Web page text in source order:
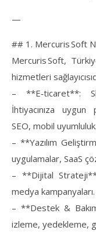
—
## 1. Mercuris Soft
Mercuris Soft,
hizmetleri
– **E‑ticaret**:
İhtiyacınıza
SEO, mobil uyumluluk.
– **Yazılım
uygulamalar, SaaS
– **Dijital
medya kampanyaları.
– **Destek &
izleme, yedekleme,